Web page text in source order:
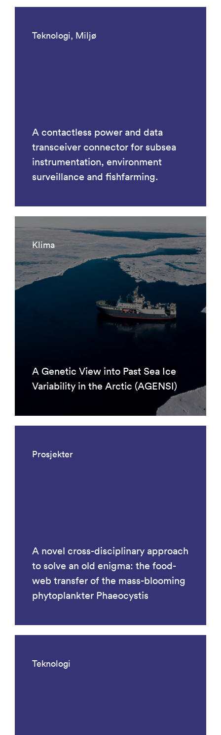
Teknologi, Miljø
A contactless power and data
transceiver connector for subsea
instrumentation, environment
surveillance and fishfarming.
Klima
A Genetic View into Past Sea Ice
Variability in the Arctic (AGENSI)
Prosjekter
A novel cross-disciplinary approach
to solve an old enigma: the food-
web transfer of the mass-blooming
phytoplankter Phaeocystis
Teknologi